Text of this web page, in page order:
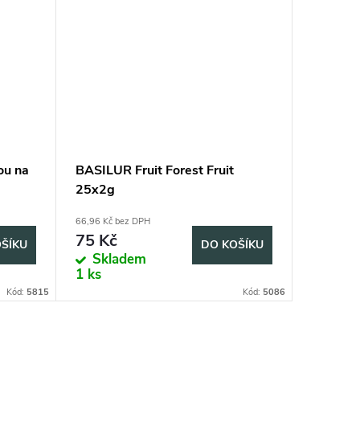
na
Kód: 5815
BASILUR Fruit Forest Fruit
25x2g
66,96 Kč bez DPH
75 Kč
Skladem
1 ks
DO KOŠÍKU
Kód: 5086